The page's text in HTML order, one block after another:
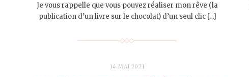
Je vous rappelle que vous pouvez réaliser mon rêve (la
publication d’un livre sur le chocolat) d’un seul clic […]
14 MAI 2021